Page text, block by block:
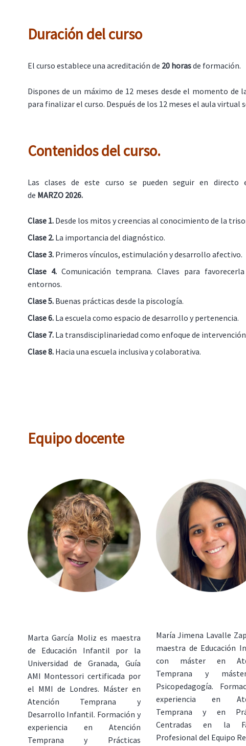
Duración del curso
El curso establece una acreditación de 20 horasde formación.
Dispones de un máximo de 12 meses desde el momento de
para finalizar el curso. Después de los 12 meses el aula virtual
Contenidos del curso.
Las clases de este curso se pueden seguir en directo
de MARZO2026.
Clase 1. Desde los mitos y creencias al conocimiento de la
Clase 2. La importancia del diagnóstico.
Clase 3. Primeros vínculos, estimulación y desarrollo afectivo.
Clase 4.Comunicación temprana. Claves para
entornos.
Clase 5.Buenas prácticas desde la piscología.
Clase 6. La escuela como espacio de desarrollo y pertenencia.
Clase 7. La transdisciplinariedad como enfoque de
Clase 8. Hacia una escuela inclusiva y colaborativa.
Equipo docente
Marta García Moliz es maestra
de Educación Infantil por la
Universidad de Granada, Guía
AMI Montessori certificada por
el MMI de Londres. Máster en
Atención Temprana y
Desarrollo Infantil. Formación y
experiencia en Atención
Temprana y Prácticas
María Jimena Lavalle
maestra de Educación
con máster en
Temprana y
Psicopedagogía.
experiencia en
Temprana y en
Centradas en la
Profesional del Equipo